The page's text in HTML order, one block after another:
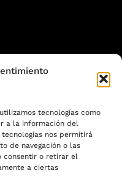
tecnologías como
a la información del
nos permitirá
de navegación o las
consentir o retirar el
a ciertas
(Zaragoza)